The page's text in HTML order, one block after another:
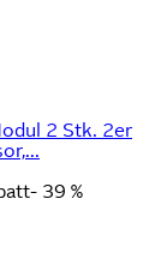
2 Stk. 2er
- 39 %